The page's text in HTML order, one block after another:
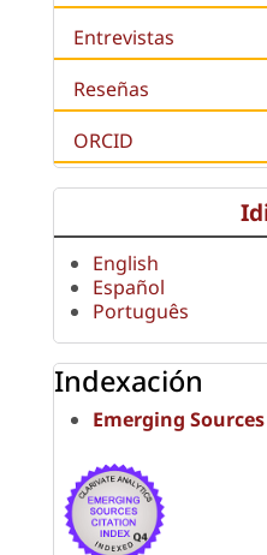
Entrevistas
Reseñas
ORCID
English
Español
Português
Indexación
Emerging